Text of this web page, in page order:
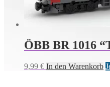
ÖBB BR 1016
9,99 € In den Warenkorb